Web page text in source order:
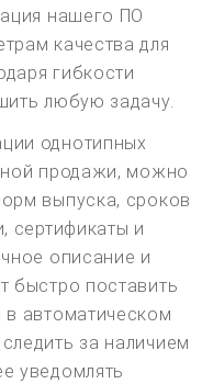
нашего ПО
качества для
гибкости
любую задачу.
однотипных
продажи, можно
выпуска, сроков
сертификаты и
описание и
быстро поставить
автоматическом
за наличием
уведомлять